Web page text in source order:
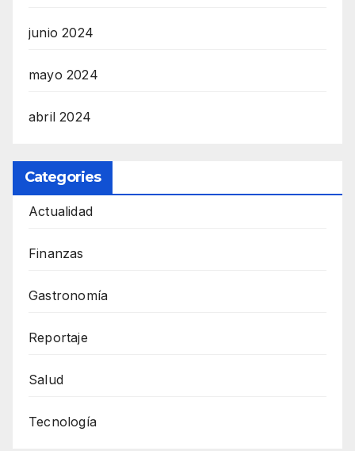
junio 2024
mayo 2024
abril 2024
Categories
Actualidad
Finanzas
Gastronomía
Reportaje
Salud
Tecnología